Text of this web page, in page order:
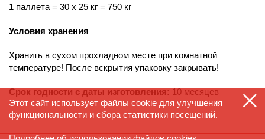
1 паллета = 30 x 25 кг = 750 кг
Условия хранения
Хранить в сухом прохладном месте при комнатной
температуре! После вскрытия упаковку закрывать!
Срок годности с даты изготовления:10 месяцев
Этот сайт использует файлы cookie для улучшения
функциональности и сбора статистики посещений.